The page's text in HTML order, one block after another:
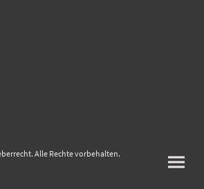
Alle Rechte vorbehalten.